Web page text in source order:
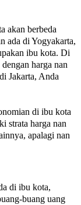
akan berbeda
ada di Yogyakarta,
ibu kota. Di
harga nan
Jakarta, Anda
di ibu kota
strata harga nan
apalagi nan
di ibu kota,
buang uang